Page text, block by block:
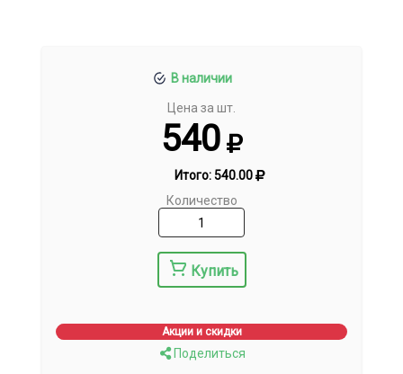
В наличии
Цена за шт.
540
Итого:540.00
Количество
Купить
Акции и скидки
Поделиться